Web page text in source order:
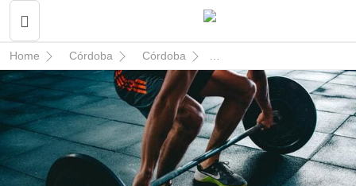
Home Córdoba Córdoba